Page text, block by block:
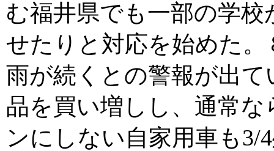
む福井県でも一部の学
せたりと対応を始めた
雨が続くとの警報が出
品を買い増しし、通常
ンにしない自家用車も3/